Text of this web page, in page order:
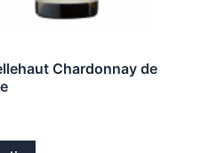
Chardonnay de